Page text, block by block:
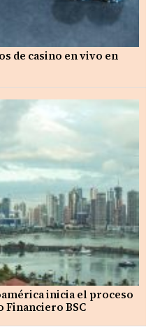
de casino en vivo en
inicia el proceso
Financiero BSC